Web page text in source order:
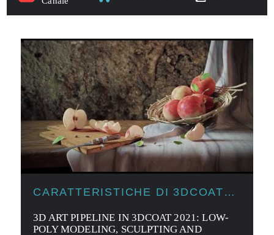
CARATTERISTICHE DI 3DCOAT
3D ART PIPELINE IN 3DCOAT 2021: LOW-
POLY MODELING, SCULPTING AND